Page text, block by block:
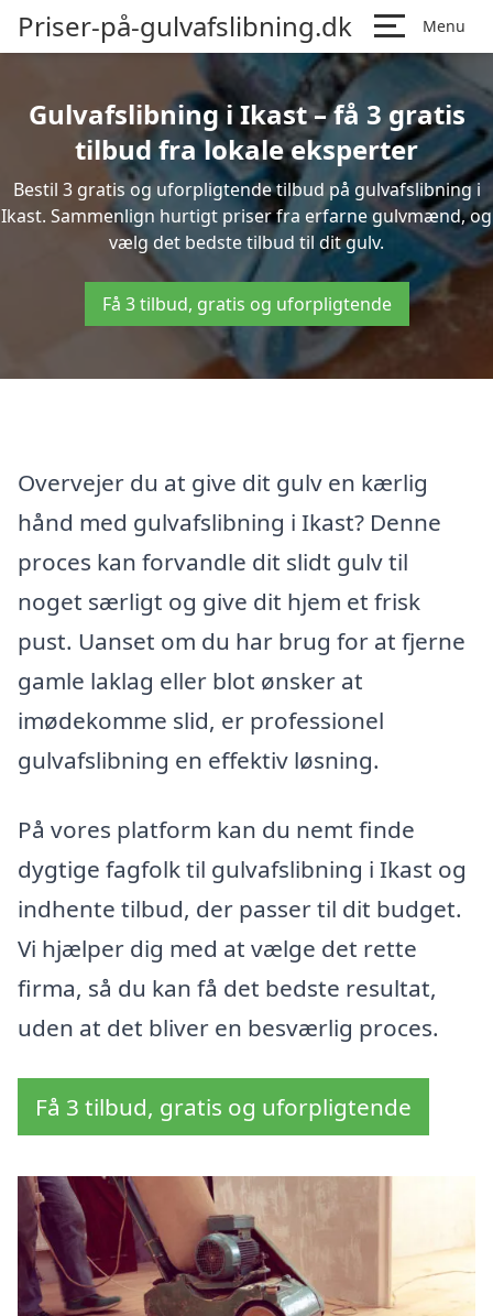
Priser-på-gulvafslibning.dk Menu
Gulvafslibning i Ikast – få 3 gratis
tilbud fra lokale eksperter
Bestil 3 gratis og uforpligtende tilbud på gulvafslibning i
Ikast. Sammenlign hurtigt priser fra erfarne gulvmænd, og
vælg det bedste tilbud til dit gulv.
Få 3 tilbud, gratis og uforpligtende
Overvejer du at give dit gulv en kærlig
hånd med gulvafslibning i Ikast? Denne
proces kan forvandle dit slidt gulv til
noget særligt og give dit hjem et frisk
pust. Uanset om du har brug for at fjerne
gamle laklag eller blot ønsker at
imødekomme slid, er professionel
gulvafslibning en effektiv løsning.
På vores platform kan du nemt finde
dygtige fagfolk til gulvafslibning i Ikast og
indhente tilbud, der passer til dit budget.
Vi hjælper dig med at vælge det rette
firma, så du kan få det bedste resultat,
uden at det bliver en besværlig proces.
Få 3 tilbud, gratis og uforpligtende